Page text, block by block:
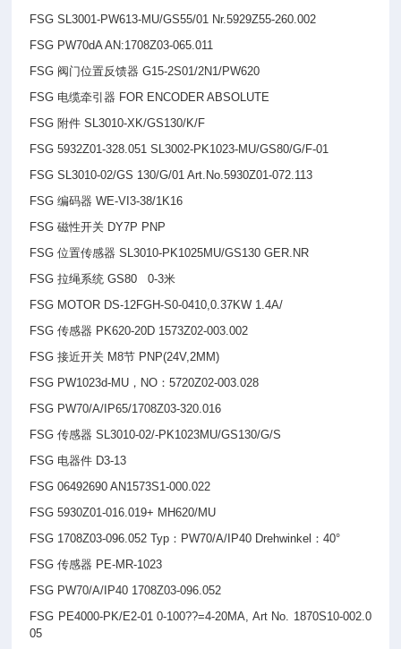
FSG SL3001-PW613-MU/GS55/01 Nr.5929Z55-260.002
FSG PW70dA AN:1708Z03-065.011
FSG 阀门位置反馈器 G15-2S01/2N1/PW620
FSG 电缆牵引器 FOR ENCODER ABSOLUTE
FSG 附件 SL3010-XK/GS130/K/F
FSG 5932Z01-328.051 SL3002-PK1023-MU/GS80/G/F-01
FSG SL3010-02/GS 130/G/01 Art.No.5930Z01-072.113
FSG编码器 WE-VI3-38/1K16
FSG磁性开关 DY7P PNP
FSG位置传感器 SL3010-PK1025MU/GS130 GER.NR
FSG拉绳系统 GS80 0-3米
FSG MOTOR DS-12FGH-S0-0410,0.37KW 1.4A/
FSG传感器 PK620-20D 1573Z02-003.002
FSG接近开关 M8节 PNP(24V,2MM)
FSG PW1023d-MU ，NO：5720Z02-003.028
FSG PW70/A/IP65/1708Z03-320.016
FSG传感器 SL3010-02/-PK1023MU/GS130/G/S
FSG 电器件 D3-13
FSG 06492690 AN1573S1-000.022
FSG 5930Z01-016.019+ MH620/MU
FSG 1708Z03-096.052 Typ ：PW70/A/IP40 Drehwinkel：40°
FSG传感器 PE-MR-1023
FSG PW70/A/IP40 1708Z03-096.052
FSG PE4000-PK/E2-01 0-100??=4-20MA, Art No. 1870S10-002.0
05